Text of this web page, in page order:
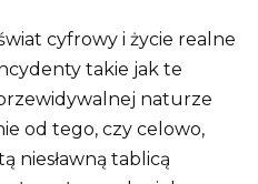
cyfrowy i życie realne
takie jak te
naturze
od tego, czy celowo,
niesławną tablicą